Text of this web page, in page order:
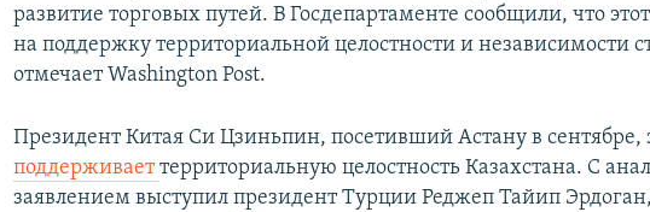
развитие торговых путей. В Госдепартаменте сообщили, что
на поддержку территориальной целостности и независимости
отмечает Washington Post.
Президент Китая Си Цзиньпин, посетивший Астану в сентябре,
поддерживаеттерриториальную целостность Казахстана. С
заявлением выступил президент Турции Реджеп Тайип